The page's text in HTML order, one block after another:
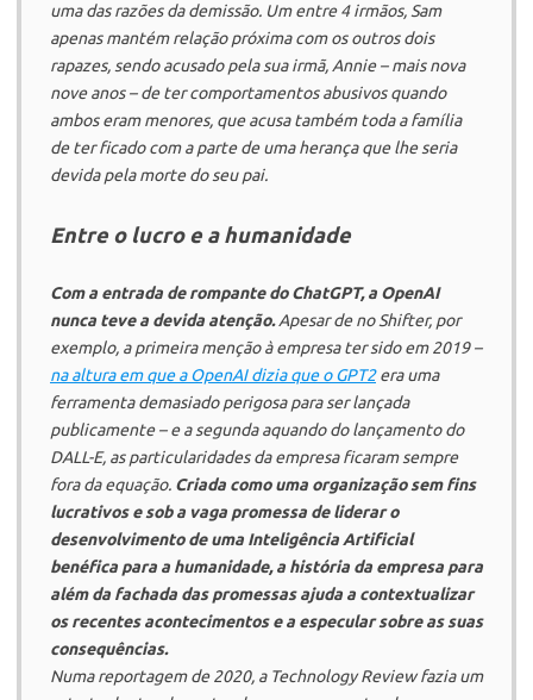
uma das razões da demissão. Um entre 4 irmãos, Sam
apenas mantém relação próxima com os outros dois
rapazes, sendo acusado pela sua irmã, Annie – mais nova
nove anos – de ter comportamentos abusivos quando
ambos eram menores, que acusa também toda a família
de ter ficado com a parte de uma herança que lhe seria
devida pela morte do seu pai.
Entre o lucro e a humanidade
Com a entrada de rompante do ChatGPT, a OpenAI
nunca teve a devida atenção.Apesar de noShifter, por
exemplo, a primeira menção à empresa ter sido em 2019 –
na altura em que aOpenAIdizia que o GPT2era uma
ferramenta demasiado perigosa para ser lançada
publicamente – e a segunda aquando do lançamento do
DALL-E, as particularidades da empresa ficaram sempre
fora da equação. Criada como uma organização sem fins
lucrativos e sob a vaga promessa de liderar o
desenvolvimento de uma Inteligência Artificial
benéfica para a humanidade, a história da empresa para
além da fachada das promessas ajuda a contextualizar
os recentes acontecimentos e a especular sobre as suas
consequências.
Numa reportagem de 2020, a Technology Reviewfazia um